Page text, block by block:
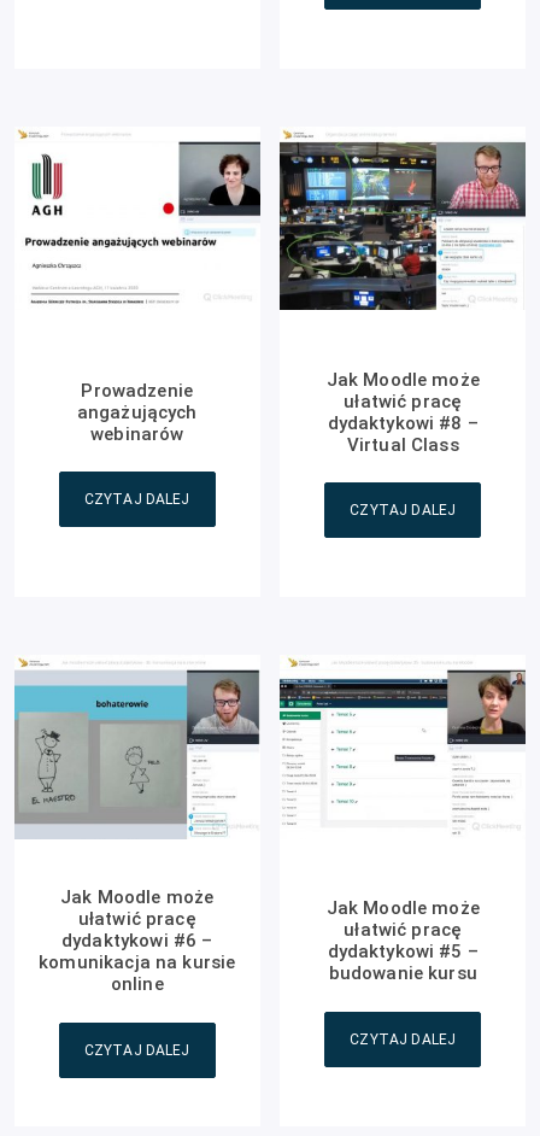
Prowadzenie
angażujących
webinarów
CZYTAJ DALEJ
Jak Moodle może
ułatwić pracę
dydaktykowi #8 –
Virtual Class
CZYTAJ DALEJ
Jak Moodle może
ułatwić pracę
dydaktykowi #6 –
komunikacja na kursie
online
CZYTAJ DALEJ
Jak Moodle może
ułatwić pracę
dydaktykowi #5 –
budowanie kursu
CZYTAJ DALEJ